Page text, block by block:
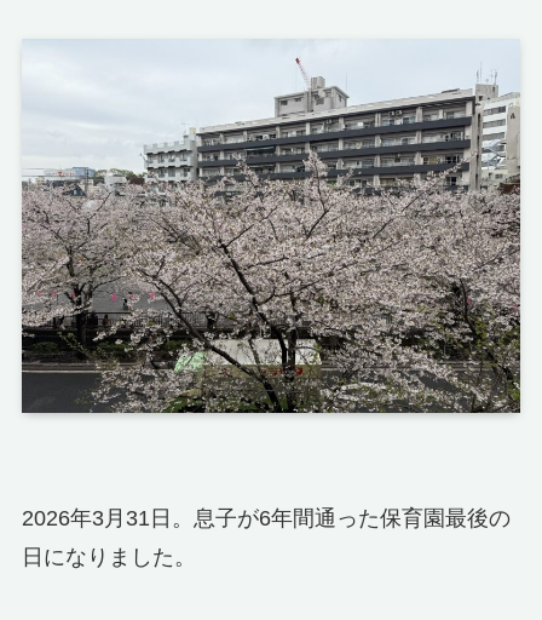
2026年3月31日。息子が6年間通った保育園最後の
日になりました。